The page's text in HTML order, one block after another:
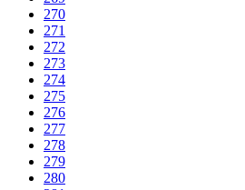
270
271
272
273
274
275
276
277
278
279
280